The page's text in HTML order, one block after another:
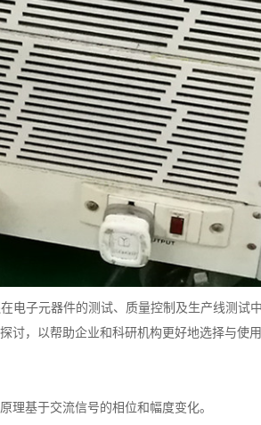
子元器件的测试、质量控制及生产线测试
讨，以帮助企业和科研机构更好地选择与使用
理基于交流信号的相位和幅度变化。